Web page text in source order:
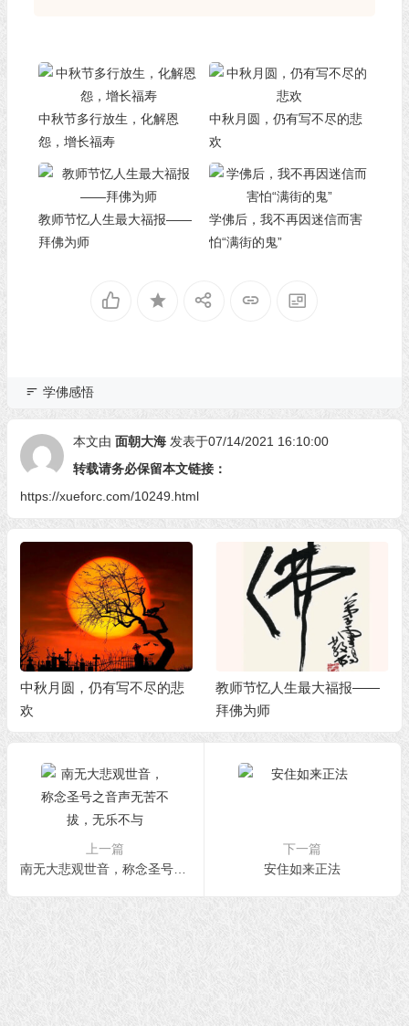
中秋节多行放生，化解恩
怨，增长福寿
中秋月圆，仍有写不尽的悲
欢
教师节忆人生最大福报——
拜佛为师
学佛后，我不再因迷信而害
怕“满街的鬼”
学佛感悟
本文由 面朝大海 发表于07/14/2021 16:10:00
转载请务必保留本文链接：
https://xueforc.com/10249.html
中秋月圆，仍有写不尽的悲
欢
教师节忆人生最大福报——
拜佛为师
上一篇
南无大悲观世音，称念圣号之音声无苦不拔，无乐不与
下一篇
安住如来正法